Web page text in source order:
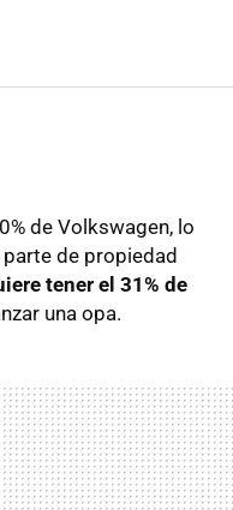
de Volkswagen, lo
de propiedad
tener el 31% de
una opa.